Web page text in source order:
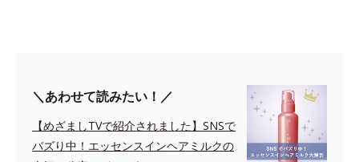
＼あわせて読みたい！／
【めざましTVで紹介されました】SNSで
バズり中！エッセンスインヘアミルクの